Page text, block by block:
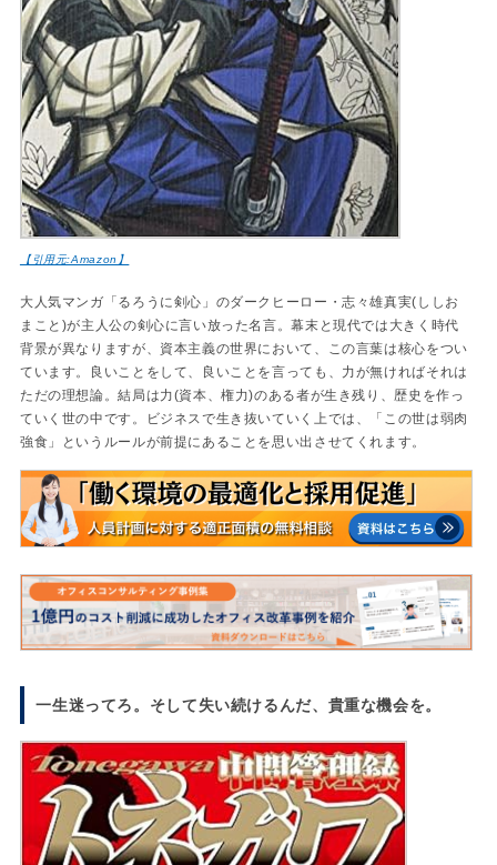
【引用元:Amazon】
大人気マンガ「るろうに剣心」のダークヒーロー・志々雄真実(ししお
まこと)が主人公の剣心に言い放った名言。幕末と現代では大きく時代
背景が異なりますが、資本主義の世界において、この言葉は核心をつい
ています。良いことをして、良いことを言っても、力が無ければそれは
ただの理想論。結局は力(資本、権力)のある者が生き残り、歴史を作っ
ていく世の中です。ビジネスで生き抜いていく上では、「この世は弱肉
強食」というルールが前提にあることを思い出させてくれます。
一生迷ってろ。そして失い続けるんだ、貴重な機会を。